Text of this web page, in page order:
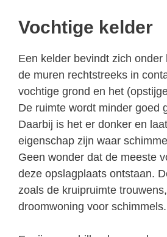
Vochtige kelder
Een kelder bevindt zich
de muren rechtstreeks in
vochtige grond en het
De ruimte wordt minder goed
Daarbij is het er donker en
eigenschap zijn waar
Geen wonder dat de meeste
deze opslagplaats ontstaan.
zoals de kruipruimte
droomwoning voor schimmels.